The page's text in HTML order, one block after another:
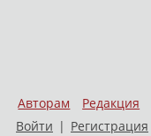
Авторам Редакция
Войти | Регистрация